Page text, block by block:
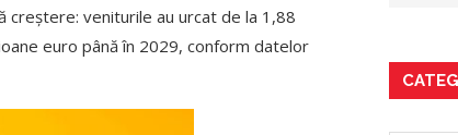
creștere: veniturile au urcat de la 1,88
euro până în 2029, conform datelor